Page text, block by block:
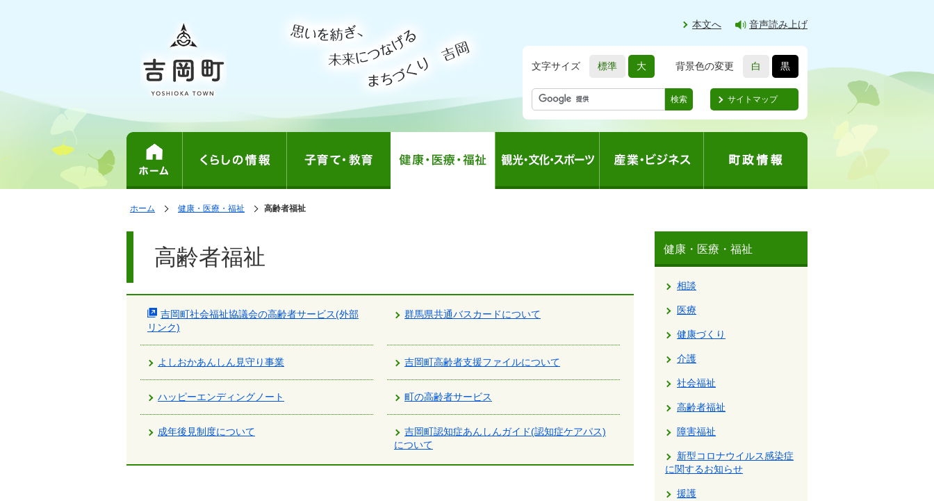
本文へ 音声読み上げ
文字サイズ 標準 大 背景色の変更 白 黒
検索 サイトマップ
表
ペ
ホーム
の
健康・医療・福祉
の
高齢者福祉
高齢者福祉
吉岡町社会福祉協議会の高齢者サービス(外部
リンク)
群馬県共通バスカードについて
よしおかあんしん見守り事業 吉岡町高齢者支援ファイルについて
ハッピーエンディングノート 町の高齢者サービス
成年後見制度について
吉岡町認知症あんしんガイド(認知症ケアパス)
について
健康・医療・福祉
相談
医療
健康づくり
介護
社会福祉
高齢者福祉
障害福祉
新型コロナウイルス感染症
に関するお知らせ
援護